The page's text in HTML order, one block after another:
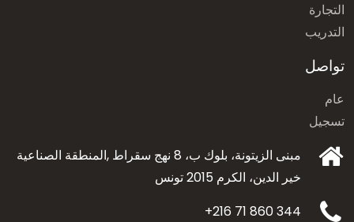
التجارة
التدريب
تواصل
عام
تسجيل
مبنى الزيتونة، بلوك ب، 8 نهج سقراط ,المنطقة الصناعية
خير الدين، الكرم 2015 تونس
+216 71 860 344